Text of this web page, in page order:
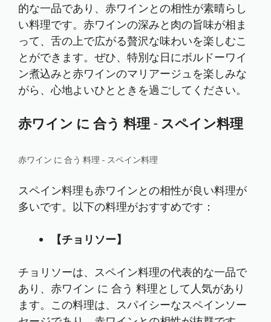
的な一品であり、赤ワインとの相性が素晴らし
い料理です。赤ワインの深みと肉の旨味が相ま
って、舌の上で広がる贅沢な味わいを楽しむこ
とができます。ぜひ、特別な日にボルドーワイ
ン煮込みと赤ワインのマリアージュを楽しみな
がら、心地よいひとときを過ごしてください。
赤ワイン に 合う 料理 - スペイン料理
赤ワイン に 合う 料理 - スペイン料理
スペイン料理も赤ワインとの相性が良い料理が
多いです。以下の料理がおすすめです：
【チョリソー】
チョリソーは、スペイン料理の代表的な一品で
あり、赤ワイン に 合う 料理として人気があり
ます。この料理は、スパイシーなスペインソー